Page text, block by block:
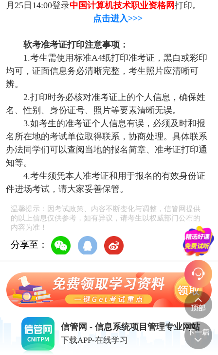
月25日14:00登录中国计算机技术职业资格网打印。
点击进入>>>
软考准考证打印注意事项：
1.考生需使用标准A4纸打印准考证，黑白或彩印
均可，证面信息务必清晰完整，考生照片应清晰可
辨。
2.打印时务必核对准考证上的个人信息，确保姓
名、性别、身份证号、照片等要素清晰无误。
3.如考生的准考证个人信息有误，必须及时和报
名所在地的考试单位取得联系，协商处理。具体联系
办法同学们可以查阅当地的报名简章、准考证打印通
知等。
4.考生须凭本人准考证和用于报名的有效身份证
件进场考试，请大家妥善保管。
温馨提示：因考试政策、内容不断变化与调整，信管网提供
的以上信息仅供参考，如有异议，请考生以权威部门公布的
内容为准！
分享至：
信管网 - 信息系统项目管理专业网站
下载APP-在线学习